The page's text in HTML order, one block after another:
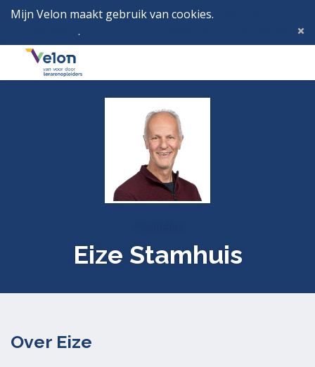
Mijn Velon maakt gebruik van cookies.
.
Menu
Eize Stamhuis
Over Eize